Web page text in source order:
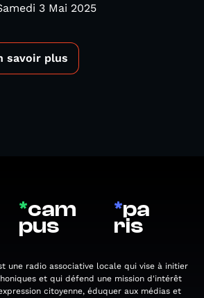
3 Mai 2025
savoir plus
*cam
pus
*pa
ris
une radio associative locale qui vise à initier
et qui défend une mission d'intérêt
citoyenne, éduquer aux médias et